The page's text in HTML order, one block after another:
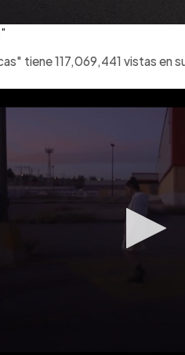
tiene 117,069,441 vistas en